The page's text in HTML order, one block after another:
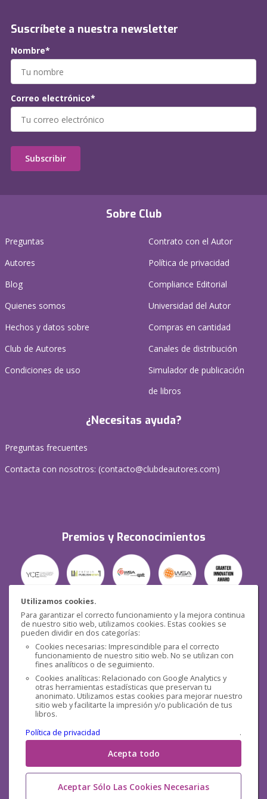
Utilizamos cookies.
Para garantizar el correcto funcionamiento y la mejora continua
de nuestro sitio web, utilizamos cookies. Estas cookies se
pueden dividir en dos categorías:
Cookies necesarias: Imprescindible para el correcto
funcionamiento de nuestro sitio web. No se utilizan con
fines analíticos o de seguimiento.
Cookies analíticas: Relacionado con Google Analytics y
otras herramientas estadísticas que preservan tu
anonimato. Utilizamos estas cookies para mejorar nuestro
sitio web y facilitarte la impresión y/o publicación de tus
libros.
Política de privacidad
.
Acepta todo
Aceptar Sólo Las Cookies Necesarias
Sobre Club
Preguntas
Autores
Blog
Quienes somos
Hechos y datos sobre
Club de Autores
Condiciones de uso
Contrato con el Autor
Política de privacidad
Compliance Editorial
Universidad del Autor
Compras en cantidad
Canales de distribución
Simulador de publicación
de libros
¿Necesitas ayuda?
Preguntas frecuentes
Contacta con nosotros: (contacto@clubdeautores.com)
Premios y Reconocimientos
Seguridad
Redes sociales
Suscríbete a nuestra newsletter
Nombre*
Correo electrónico*
Subscribir